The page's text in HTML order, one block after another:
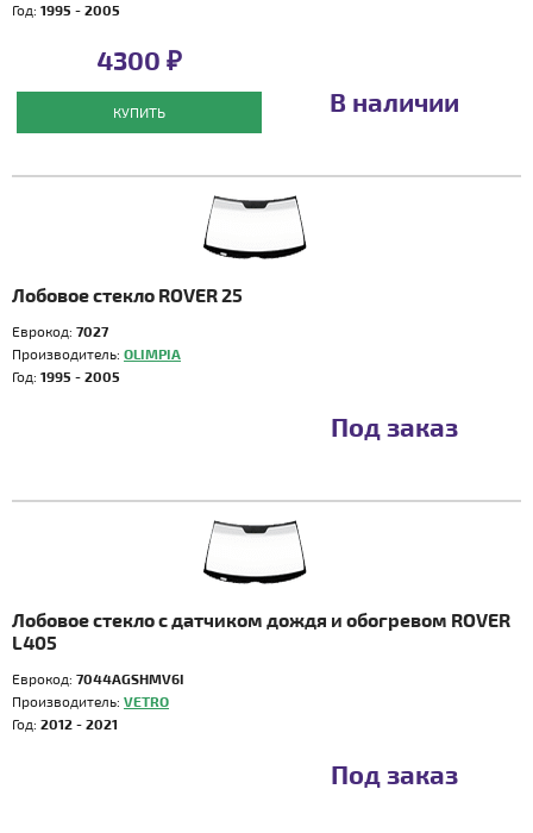
Год: 1995 - 2005
4300 ₽
КУПИТЬ В наличии
Лобовое стекло ROVER 25
Еврокод: 7027
Производитель: OLIMPIA
Год: 1995 - 2005
Под заказ
Лобовое стекло с датчиком дождя и обогревом ROVER
L405
Еврокод: 7044AGSHMV6I
Производитель: VETRO
Год: 2012 - 2021
Под заказ